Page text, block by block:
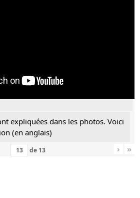
expliquées dans les photos. Voici
(en anglais)
de 13 › »